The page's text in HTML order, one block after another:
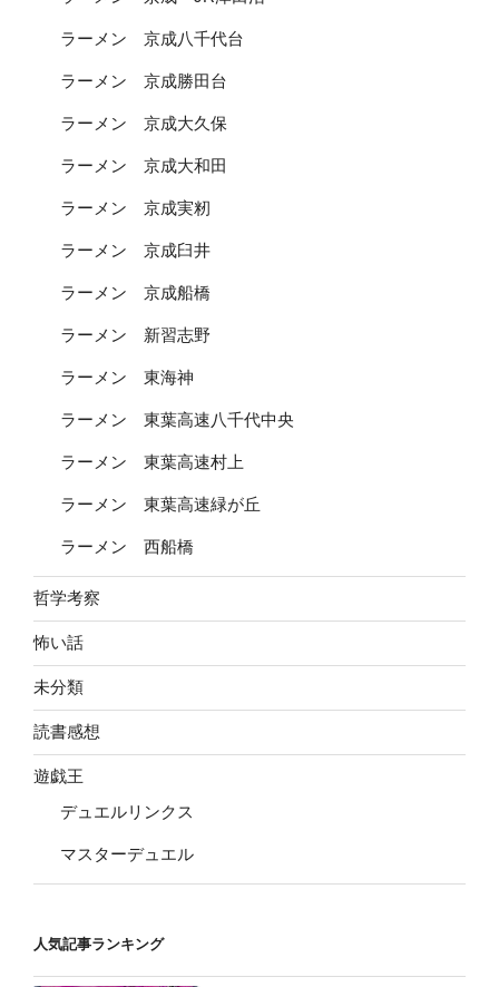
ラーメン 京成八千代台
ラーメン 京成勝田台
ラーメン 京成大久保
ラーメン 京成大和田
ラーメン 京成実籾
ラーメン 京成臼井
ラーメン 京成船橋
ラーメン 新習志野
ラーメン 東海神
ラーメン 東葉高速八千代中央
ラーメン 東葉高速村上
ラーメン 東葉高速緑が丘
ラーメン 西船橋
哲学考察
怖い話
未分類
読書感想
遊戯王
デュエルリンクス
マスターデュエル
人気記事ランキング